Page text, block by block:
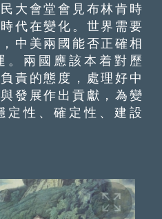
會堂會見布林肯時
代在變化。世界需要
中美兩國能否正確相
。兩國應該本着對歷
責的態度，處理好中
發展作出貢獻，為變
定性、確定性、建設